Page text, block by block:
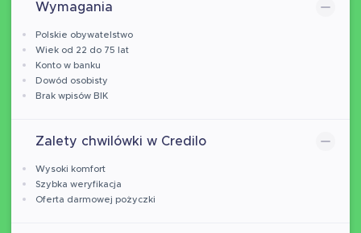
Wymagania
Polskie obywatelstwo
Wiek od 22 do 75 lat
Konto w banku
Dowód osobisty
Brak wpisów BIK
Zalety chwilówki w Credilo
Wysoki komfort
Szybka weryfikacja
Oferta darmowej pożyczki